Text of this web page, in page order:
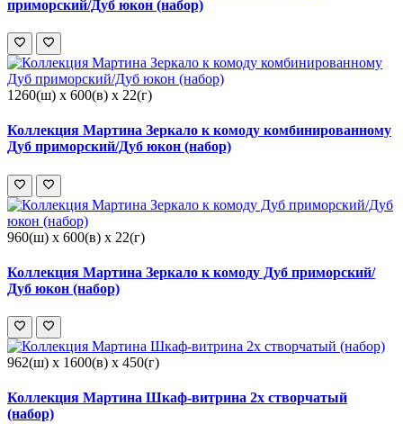
приморский/Дуб юкон (набор)
1260(ш) x 600(в) x 22(г)
Коллекция Мартина Зеркало к комоду комбинированному
Дуб приморский/Дуб юкон (набор)
960(ш) x 600(в) x 22(г)
Коллекция Мартина Зеркало к комоду Дуб приморский/
Дуб юкон (набор)
962(ш) x 1600(в) x 450(г)
Коллекция Мартина Шкаф-витрина 2х створчатый
(набор)